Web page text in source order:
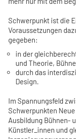
Schwerpunkt ist die
Voraussetzungen
gegeben:
in der
und Theorie,
durch das
Design.
Im Spannungsfeld
Schwerpunkten
Ausbildung Bühnen-
Künstler_innen und